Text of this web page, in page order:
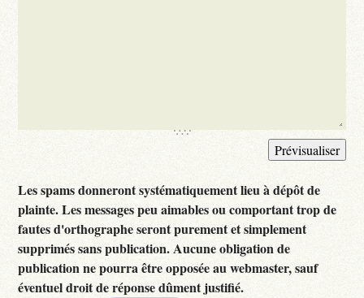
Les spams donneront systématiquement lieu à dépôt de
plainte. Les messages peu aimables ou comportant trop de
fautes d'orthographe seront purement et simplement
supprimés sans publication. Aucune obligation de
publication ne pourra être opposée au webmaster, sauf
éventuel droit de réponse dûment justifié.